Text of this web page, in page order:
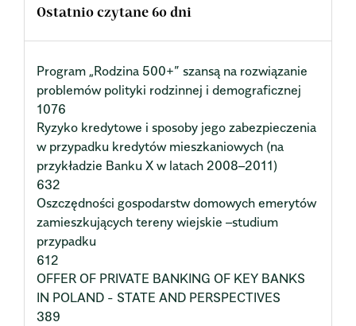
Ostatnio czytane 60 dni
Program „Rodzina 500+” szansą na rozwiązanie
problemów polityki rodzinnej i demograficznej
1076
Ryzyko kredytowe i sposoby jego zabezpieczenia
w przypadku kredytów mieszkaniowych (na
przykładzie Banku X w latach 2008–2011)
632
Oszczędności gospodarstw domowych emerytów
zamieszkujących tereny wiejskie –studium
przypadku
612
OFFER OF PRIVATE BANKING OF KEY BANKS
IN POLAND - STATE AND PERSPECTIVES
389